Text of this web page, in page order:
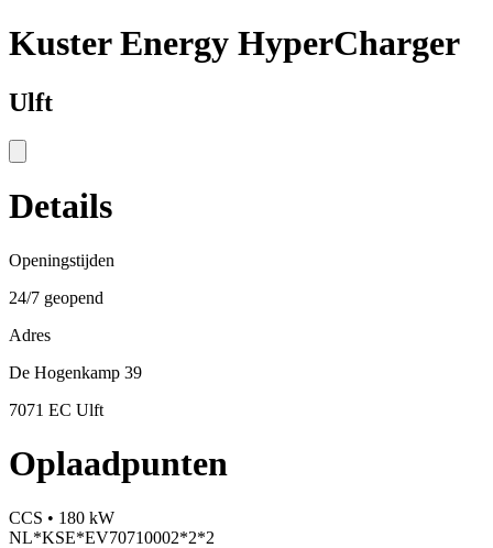
Kuster Energy HyperCharger
Ulft
Details
Openingstijden
24/7 geopend
Adres
De Hogenkamp 39
7071 EC Ulft
Oplaadpunten
CCS • 180 kW
NL*KSE*EV70710002*2*2